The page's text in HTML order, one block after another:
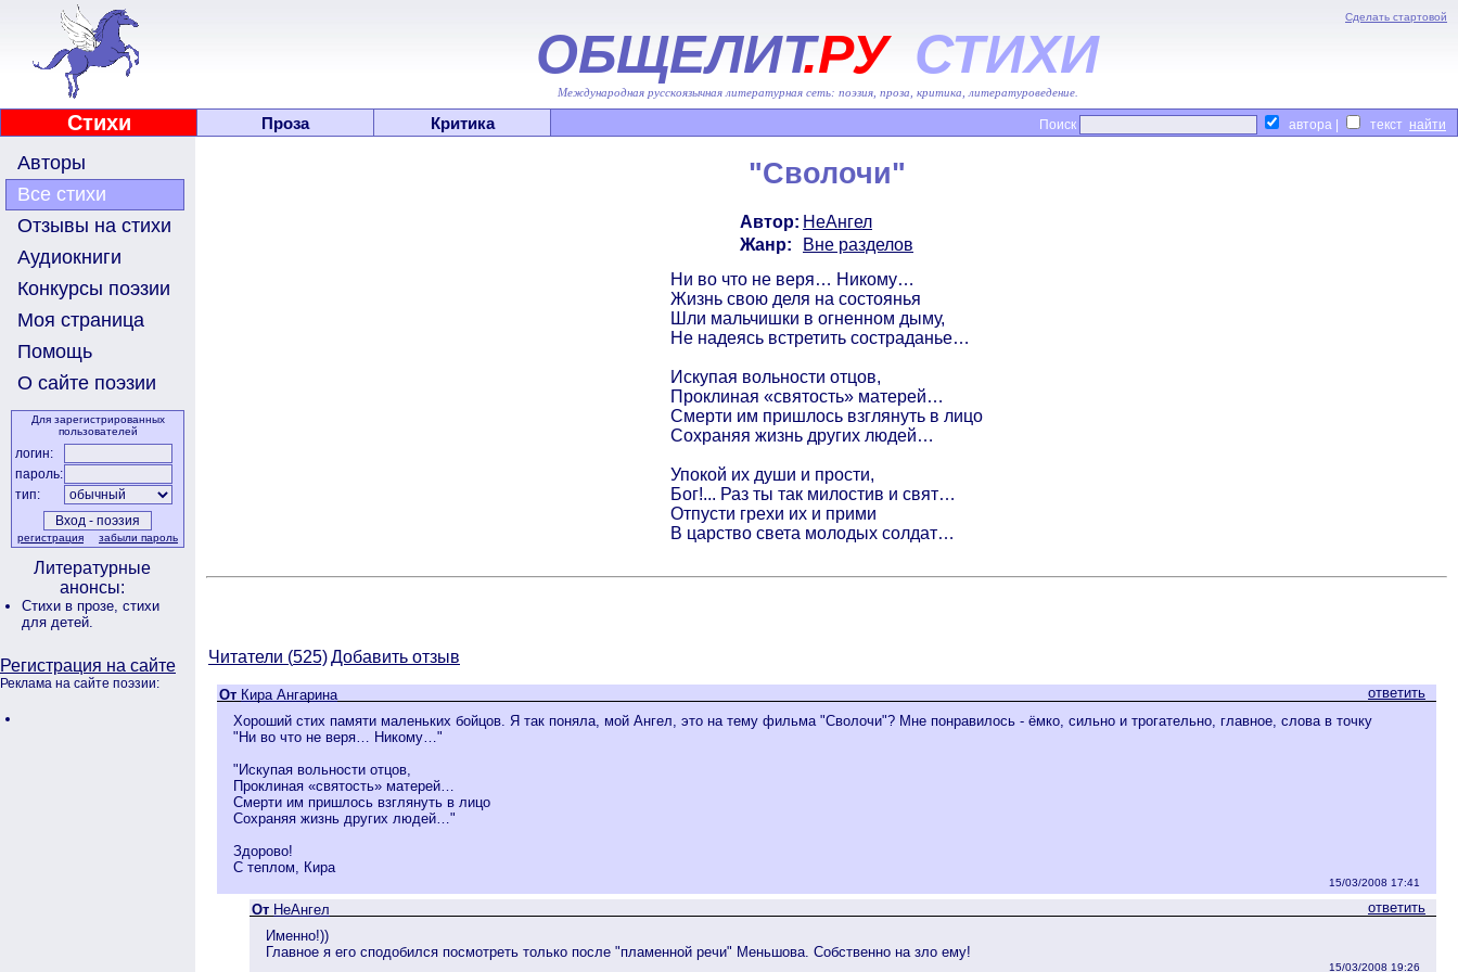
Сделать стартовой
ОБЩЕЛИТ.РУ СТИХИ
Международная русскоязычная литературная сеть: поэзия, проза, критика, литературоведение.
Стихи Проза Критика Поиск автора | текст
Авторы
Все стихи
Отзывы на стихи
Аудиокниги
Конкурсы поэзии
Моя страница
Помощь
О сайте поэзии
Для зарегистрированных
пользователей
логин:
пароль:
тип:
регистрация забыли пароль
Литературные
анонсы:
Стихи в прозе, стихи
для детей.
Регистрация на сайте
Реклама на сайте поэзии:
"Сволочи"
Автор: НеАнгел
Жанр:
Вне разделов
Ни во что не веря… Никому…
Жизнь свою деля на состоянья
Шли мальчишки в огненном дыму,
Не надеясь встретить состраданье…
Искупая вольности отцов,
Проклиная «святость» матерей…
Смерти им пришлось взглянуть в лицо
Сохраняя жизнь других людей…
Упокой их души и прости,
Бог!... Раз ты так милостив и свят…
Отпусти грехи их и прими
В царство света молодых солдат…
Читатели (525)Добавить отзыв
От Кира Ангарина
ответить
Хороший стих памяти маленьких бойцов. Я так поняла, мой Ангел, это на тему фильма "Сволочи"? Мне понравилось - ёмко, сильно и трогательно, главное, слова в точку
"Ни во что не веря… Никому…"
"Искупая вольности отцов,
Проклиная «святость» матерей…
Смерти им пришлось взглянуть в лицо
Сохраняя жизнь других людей…"
Здорово!
С теплом, Кира
15/03/2008 17:41
От НеАнгел
ответить
Именно!))
Главное я его сподобился посмотреть только после "пламенной речи" Меньшова. Собственно на зло ему!
15/03/2008 19:26